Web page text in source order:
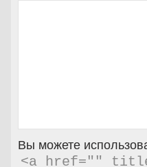
Вы можете
<a href=""